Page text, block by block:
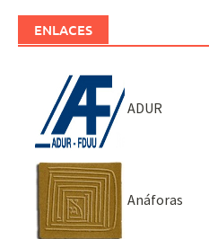
ENLACES
ADUR
Anáforas